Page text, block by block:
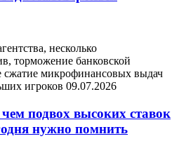
несколько
торможение банковской
сжатие микрофинансовых выдач
игроков 09.07.2026
подвох высоких ставок
нужно помнить